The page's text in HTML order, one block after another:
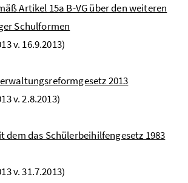
Artikel 15a B-VG über den weiteren
Schulformen
v. 16.9.2013)
2013
v. 2.8.2013)
dem das Schülerbeihilfengesetz 1983
v. 31.7.2013)